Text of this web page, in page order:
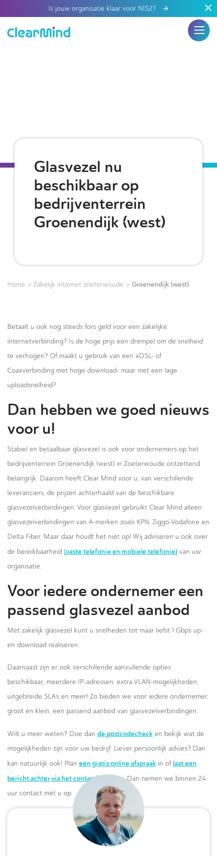
Is jouw organisatie klaar voor NIS2?
Glasvezel nu
beschikbaar op
bedrijventerrein
Groenendijk (west)
Home > Zakelijk internet zoeterwoude > Groenendijk (west)
Betaalt u ook nog steeds fors geld voor een zakelijke
internetverbinding? Is de hoge prijs een drempel om de snelheid
te verhogen? Of maakt u gebruik van een xDSL- of
Coaxverbinding met hoge download- maar met een lage
uploadsnelheid?
Dan hebben we goed nieuws
voor u!
Stabiel en betaalbaar glasvezel is ook voor ondernemers op het
bedrijventerrein Groenendijk (west) in Zoeterwoude ontzettend
belangrijk. Daarom heeft Clear Mind voor u, van verschillende
leveranciers, de prijzen achterhaald van de beschikbare
glasvezelverbindingen. Voor glasvezel gebruikt Clear Mind alleen
glasvezelverbindingen van A-merken zoals KPN, Ziggo-Vodafone en
Delta Fiber. Maar daar houdt het niet op! Wij adviseren u ook over
de bereikbaarheid (vaste telefonie en mobiele telefonie) van uw
organisatie.
Voor iedere ondernemer een
passend glasvezel aanbod
Met zakelijk glasvezel kunt u snelheden tot maar liefst 1 Gbps up-
en download realiseren.
Daarnaast zijn er ook verschillende aanvullende opties
beschikbaar; meerdere IP-adressen, extra VLAN-mogelijkheden,
uitgebreide SLA’s en meer! Zo bieden we voor iedere ondernemer,
groot én klein, een passend aanbod van glasvezelverbindingen.
Wilt u meer weten? Doe dan de postcodecheck en bekijk wat de
mogelijkheden zijn voor uw bedrijf. Liever persoonlijk advies? Dan
kan natuurlijk ook! Plan een gratis online afspraak in of laat een
bericht achter via het contactformulier.Dan nemen we binnen 24
uur contact met u op.